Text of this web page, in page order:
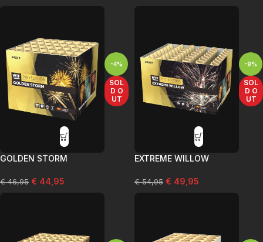
-4%
SOL
D O
UT
GOLDEN STORM
€46,95 € 44,95
-9%
SOL
D O
UT
EXTREME WILLOW
€54,95 € 49,95